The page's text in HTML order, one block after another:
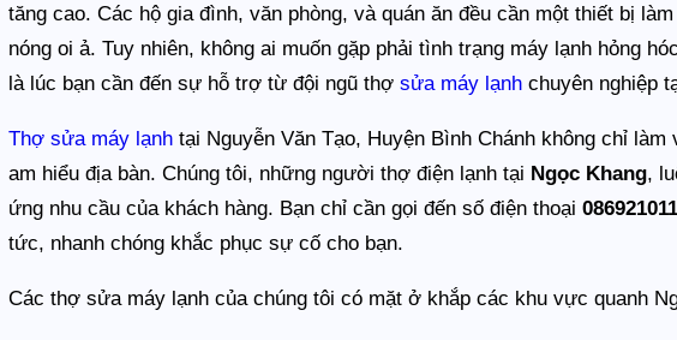
tăng cao. Các hộ gia đình, văn phòng, và quán ăn đều cần một thiết bị
nóng oi ả. Tuy nhiên, không ai muốn gặp phải tình trạng máy lạnh hỏng
là lúc bạn cần đến sự hỗ trợ từ đội ngũ thợsửa máy lạnh chuyên nghiệp
Thợ sửa máy lạnh tại Nguyễn Văn Tạo, Huyện Bình Chánh không chỉ
am hiểu địa bàn. Chúng tôi, những người thợ điện lạnh tại Ngọc Khang,
ứng nhu cầu của khách hàng. Bạn chỉ cần gọi đến số điện thoại
tức, nhanh chóng khắc phục sự cố cho bạn.
Các thợ sửa máy lạnh của chúng tôi có mặt ở khắp các khu vực quanh